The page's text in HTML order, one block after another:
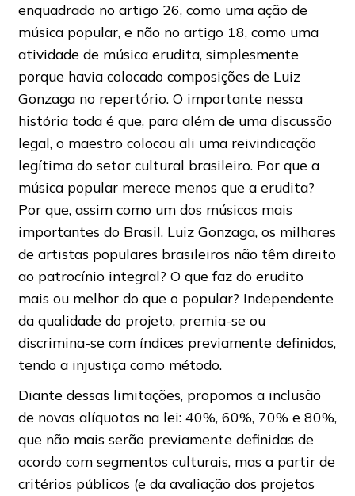
enquadrado no artigo 26, como uma ação de
música popular, e não no artigo 18, como uma
atividade de música erudita, simplesmente
porque havia colocado composições de Luiz
Gonzaga no repertório. O importante nessa
história toda é que, para além de uma discussão
legal, o maestro colocou ali uma reivindicação
legítima do setor cultural brasileiro. Por que a
música popular merece menos que a erudita?
Por que, assim como um dos músicos mais
importantes do Brasil, Luiz Gonzaga, os milhares
de artistas populares brasileiros não têm direito
ao patrocínio integral? O que faz do erudito
mais ou melhor do que o popular? Independente
da qualidade do projeto, premia-se ou
discrimina-se com índices previamente definidos,
tendo a injustiça como método.
Diante dessas limitações, propomos a inclusão
de novas alíquotas na lei: 40%, 60%, 70% e 80%,
que não mais serão previamente definidas de
acordo com segmentos culturais, mas a partir de
critérios públicos (e da avaliação dos projetos